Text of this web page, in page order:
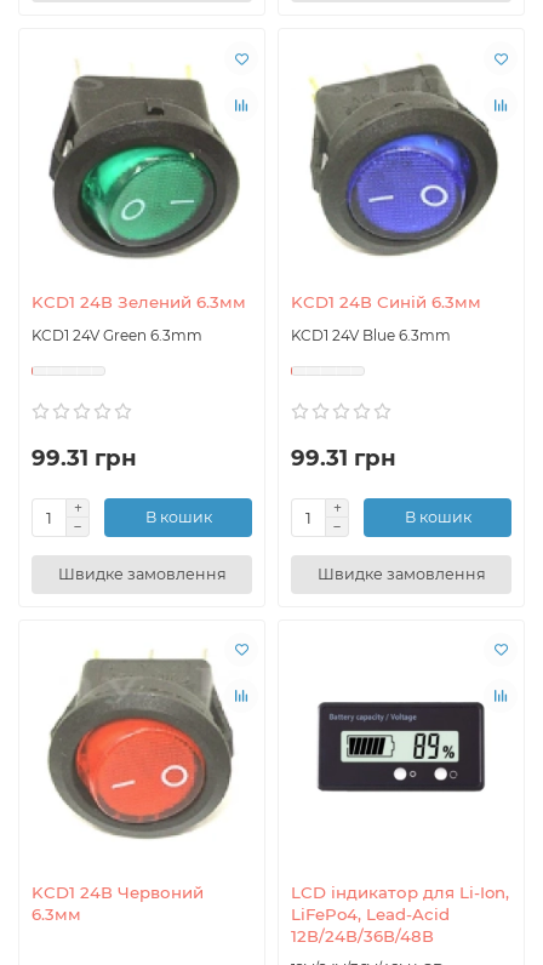
KCD1 24В Зелений 6.3мм
KCD1 24V Green 6.3mm
99.31 грн
В кошик
Швидке замовлення
KCD1 24В Синій 6.3мм
KCD1 24V Blue 6.3mm
99.31 грн
В кошик
Швидке замовлення
KCD1 24В Червоний
6.3мм
LCD індикатор для Li-Ion,
LiFePo4, Lead-Acid
12В/24В/36В/48В